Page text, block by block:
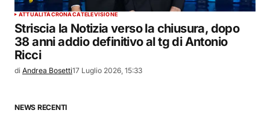
ATTUALITÀCRONACATELEVISIONE
Striscia la Notizia verso la chiusura, dopo
38 anni addio definitivo al tg di Antonio
Ricci
di Andrea Bosetti17 Luglio 2026, 15:33
NEWS RECENTI